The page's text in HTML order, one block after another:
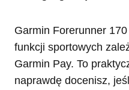
Garmin Forerunner
funkcji sportowych
Garmin Pay. To
naprawdę docenisz,